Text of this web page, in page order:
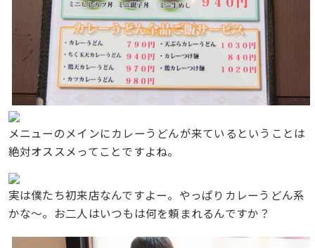
メニューのメインにカレーうどんが来ているということは
絶対オススメってことですよね。
実は僕たち初来店なんですよー。やっぱりカレーうどん系
かな〜。お二人はいつもは何を頼まれるんですか？